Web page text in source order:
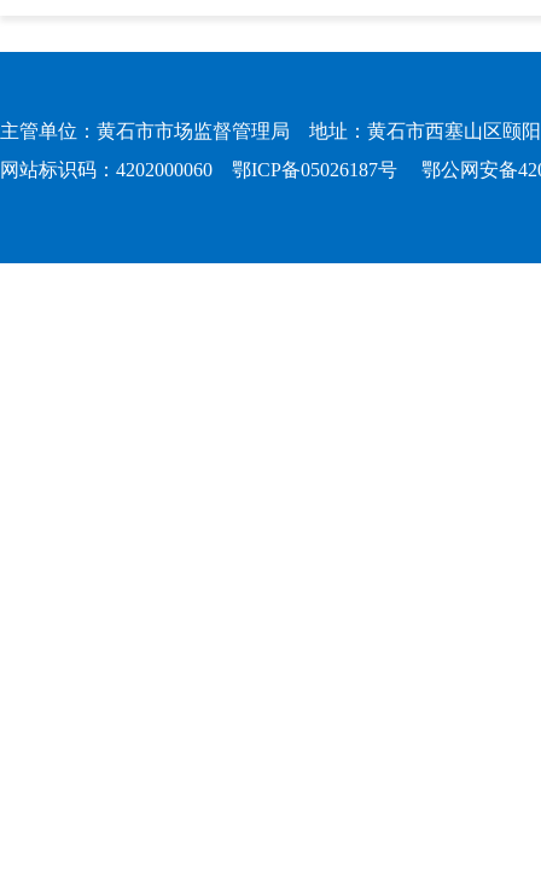
主管单位：黄石市市场监督管理局 地址：黄石市西塞山区颐
网站标识码：4202000060 鄂ICP备05026187号 鄂公网安备